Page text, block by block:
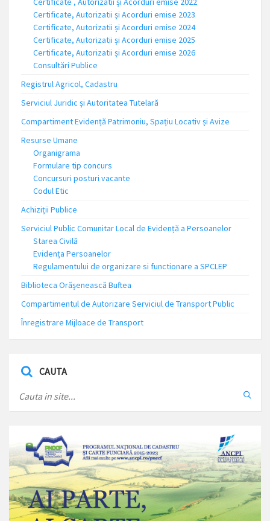
Certificate, Autorizatii și Acorduri emise 2023
Certificate, Autorizatii și Acorduri emise 2024
Certificate, Autorizatii și Acorduri emise 2025
Certificate, Autorizatii și Acorduri emise 2026
Consultări Publice
Registrul Agricol, Cadastru
Serviciul Juridic și Autoritatea Tutelară
Compartiment Evidență Patrimoniu, Spațiu Locativ și Avize
Resurse Umane
Organigrama
Formulare tip concurs
Concursuri posturi vacante
Codul Etic
Achiziții Publice
Serviciul Public Comunitar Local de Evidență a Persoanelor
Starea Civilă
Evidența Persoanelor
Regulamentului de organizare si functionare a SPCLEP
Biblioteca Orășenească Buftea
Compartimentul de Autorizare Serviciul de Transport Public
Înregistrare Mijloace de Transport
CAUTA